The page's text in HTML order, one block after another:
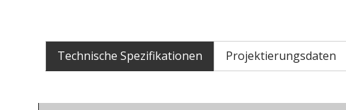
Technische Spezifikationen Projektierungsdaten